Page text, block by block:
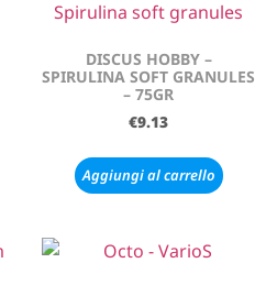
DISCUS HOBBY –
SPIRULINA SOFT GRANULES
– 75GR
€9.13
Aggiungi al carrello